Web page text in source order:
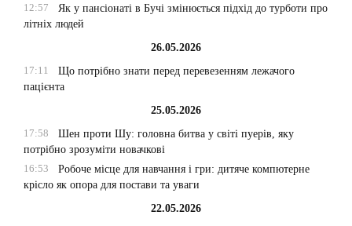
12:57
Як у пансіонаті в Бучі змінюється підхід до турботи про
літніх людей
26.05.2026
17:11
Що потрібно знати перед перевезенням лежачого
пацієнта
25.05.2026
17:58
Шен проти Шу: головна битва у світі пуерів, яку
потрібно зрозуміти новачкові
16:53
Робоче місце для навчання і гри: дитяче компютерне
крісло як опора для постави та уваги
22.05.2026